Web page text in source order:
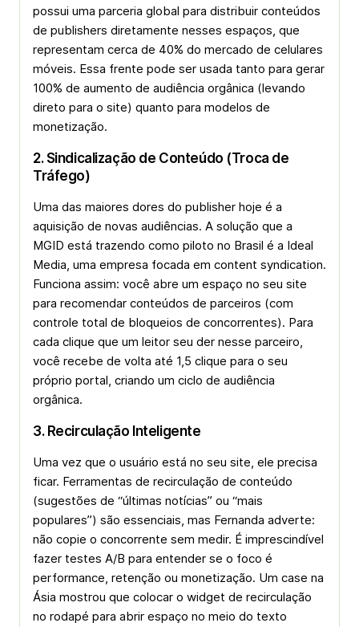
possui uma parceria global para distribuir conteúdos
de publishers diretamente nesses espaços, que
representam cerca de 40% do mercado de celulares
móveis. Essa frente pode ser usada tanto para gerar
100% de aumento de audiência orgânica (levando
direto para o site) quanto para modelos de
monetização.
2. Sindicalização de Conteúdo (Troca de
Tráfego)
Uma das maiores dores do publisher hoje é a
aquisição de novas audiências. A solução que a
MGID está trazendo como piloto no Brasil é a Ideal
Media, uma empresa focada em content syndication.
Funciona assim: você abre um espaço no seu site
para recomendar conteúdos de parceiros (com
controle total de bloqueios de concorrentes). Para
cada clique que um leitor seu der nesse parceiro,
você recebe de volta até 1,5 clique para o seu
próprio portal, criando um ciclo de audiência
orgânica.
3. Recirculação Inteligente
Uma vez que o usuário está no seu site, ele precisa
ficar. Ferramentas de recirculação de conteúdo
(sugestões de “últimas notícias” ou “mais
populares”) são essenciais, mas Fernanda adverte:
não copie o concorrente sem medir. É imprescindível
fazer testes A/B para entender se o foco é
performance, retenção ou monetização. Um case na
Ásia mostrou que colocar o widget de recirculação
no rodapé para abrir espaço no meio do texto